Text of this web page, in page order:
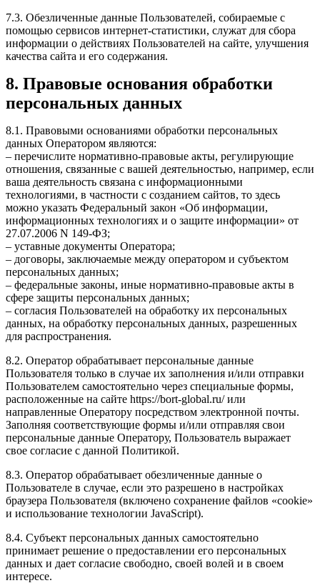
7.3. Обезличенные данные Пользователей, собираемые с
помощью сервисов интернет-статистики, служат для сбора
информации о действиях Пользователей на сайте, улучшения
качества сайта и его содержания.
8. Правовые основания обработки
персональных данных
8.1. Правовыми основаниями обработки персональных
данных Оператором являются:
– перечислите нормативно-правовые акты, регулирующие
отношения, связанные с вашей деятельностью, например, если
ваша деятельность связана с информационными
технологиями, в частности с созданием сайтов, то здесь
можно указать Федеральный закон «Об информации,
информационных технологиях и о защите информации» от
27.07.2006 N 149-ФЗ;
– уставные документы Оператора;
– договоры, заключаемые между оператором и субъектом
персональных данных;
– федеральные законы, иные нормативно-правовые акты в
сфере защиты персональных данных;
– согласия Пользователей на обработку их персональных
данных, на обработку персональных данных, разрешенных
для распространения.
8.2. Оператор обрабатывает персональные данные
Пользователя только в случае их заполнения и/или отправки
Пользователем самостоятельно через специальные формы,
расположенные на сайте https://bort-global.ru/ или
направленные Оператору посредством электронной почты.
Заполняя соответствующие формы и/или отправляя свои
персональные данные Оператору, Пользователь выражает
свое согласие с данной Политикой.
8.3. Оператор обрабатывает обезличенные данные о
Пользователе в случае, если это разрешено в настройках
браузера Пользователя (включено сохранение файлов «cookie»
и использование технологии JavaScript).
8.4. Субъект персональных данных самостоятельно
принимает решение о предоставлении его персональных
данных и дает согласие свободно, своей волей и в своем
интересе.